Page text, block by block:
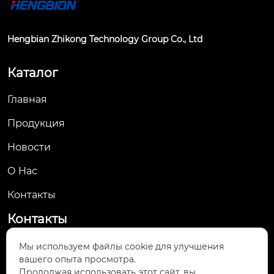
Hengbian Zhikong Technology Group Co., Ltd
Каталог
Главная
Продукция
Новости
О Hас
Контакты
Контакты

No. 61, Jingsan Road, Yueqing Economic
Development Zone, Yueqing City, Wenzhou,
Мы используем файлы cookie для улучшения
вашего опыта просмотра.